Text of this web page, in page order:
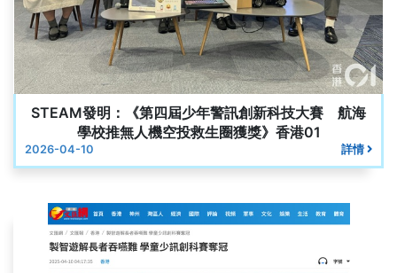
STEAM發明：《第四屆少年警訊創新科技大賽 航海
學校推無人機空投救生圈獲獎》香港01
2026-04-10 詳情